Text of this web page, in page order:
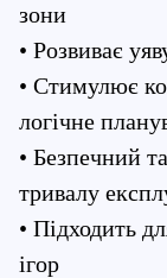
зони
• Розвиває
• Стимулює
логічне
• Безпечний
тривалу
• Підходить
ігор